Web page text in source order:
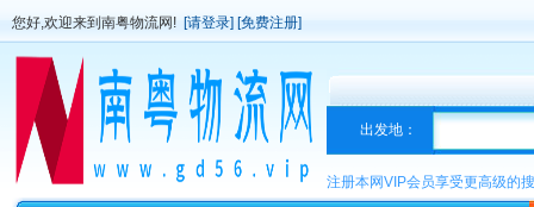
您好,欢迎来到南粤物流网! [请登录] [免费注册]
出发地：
注册本网VIP会员享受更高级的